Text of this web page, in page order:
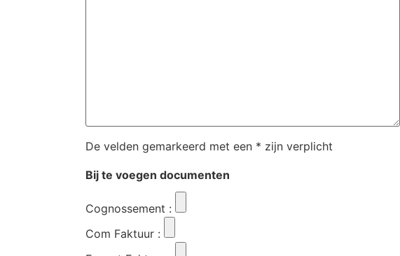
De velden gemarkeerd met een * zijn verplicht
Bij te voegen documenten
Cognossement :
Com Faktuur :